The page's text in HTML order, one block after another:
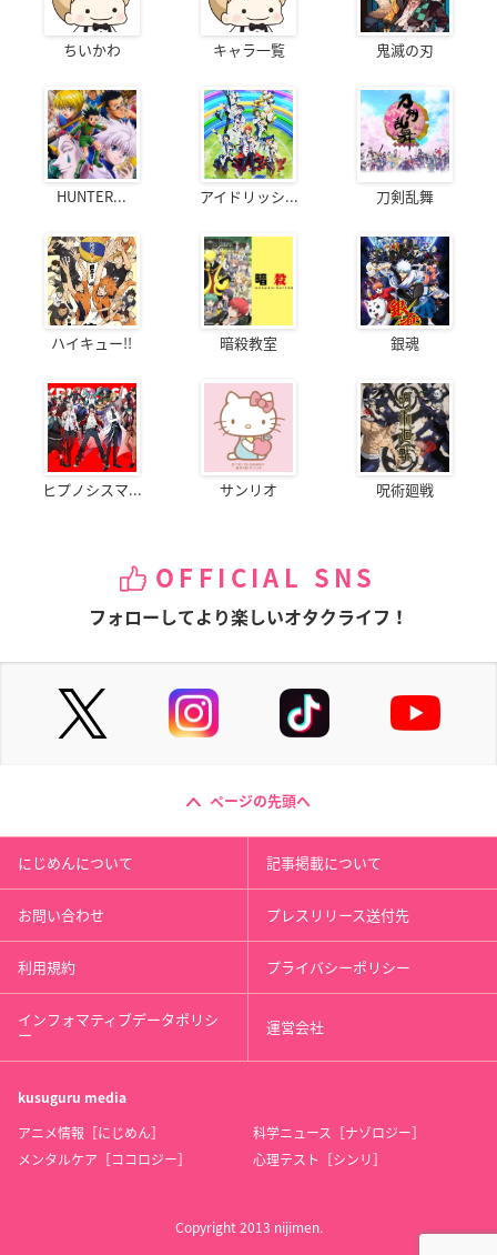
ちいかわ キャラ一覧 鬼滅の刃
HUNTER... アイドリッシ... 刀剣乱舞
ハイキュー!! 暗殺教室 銀魂
ヒプノシスマ... サンリオ 呪術廻戦
OFFICIAL SNS
フォローしてより楽しいオタクライフ！
ページの先頭へ
にじめんについて 記事掲載について
お問い合わせ プレスリリース送付先
利用規約 プライバシーポリシー
インフォマティブデータポリシ
ー 運営会社
kusuguru media
アニメ情報［にじめん］
科学ニュース［ナゾロジー］
メンタルケア［ココロジー］
心理テスト［シンリ］
Copyright 2013 nijimen.